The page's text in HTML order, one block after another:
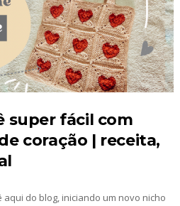
super fácil com
coração | receita,
do blog, iniciando um novo nicho